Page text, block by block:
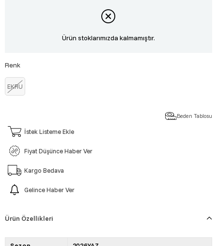
Ürün stoklarımızda kalmamıştır.
Renk
EKRU
Beden Tablosu
İstek Listeme Ekle
Fiyat Düşünce Haber Ver
Kargo Bedava
Gelince Haber Ver
Ürün Özellikleri